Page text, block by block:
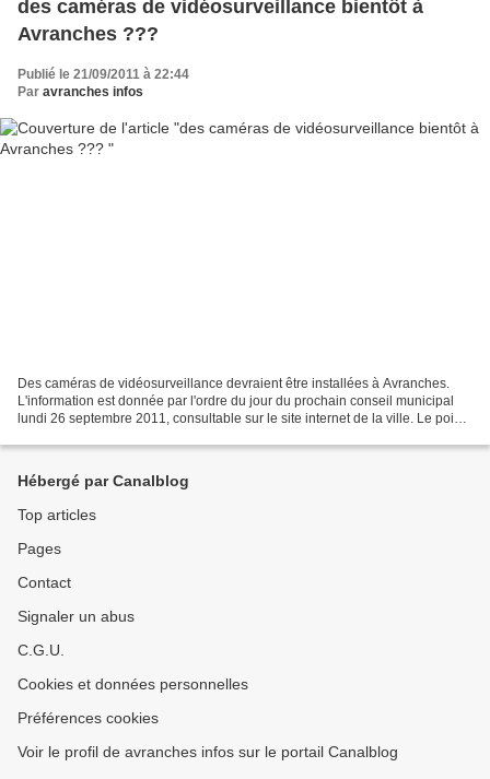
des caméras de vidéosurveillance bientôt à
Avranches ???
Publié le 21/09/2011 à 22:44
Par avranches infos
Des caméras de vidéosurveillance devraient être installées à Avranches.
L'information est donnée par l'ordre du jour du prochain conseil municipal
lundi 26 septembre 2011, consultable sur le site internet de la ville. Le point
Hébergé par Canalblog
Top articles
Pages
Contact
Signaler un abus
C.G.U.
Cookies et données personnelles
Préférences cookies
Voir le profil de avranches infos sur le portail Canalblog